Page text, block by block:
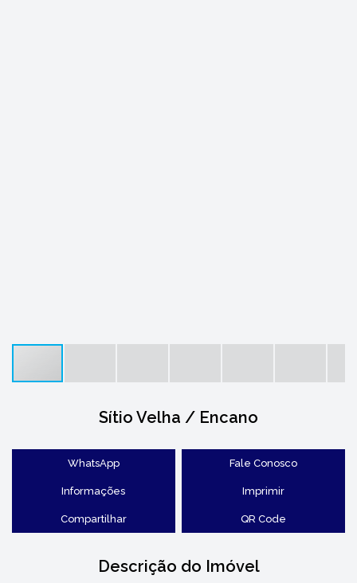
Sítio Velha / Encano
WhatsApp Fale Conosco
Informações Imprimir
Compartilhar QR Code
Descrição do Imóvel